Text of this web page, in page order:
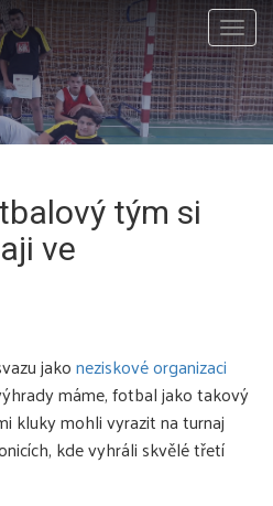
tým si
ve
jakoneziskové organizaci
máme, fotbal jako takový
kluky mohli vyrazit na turnaj
kde vyhráli skvělé třetí